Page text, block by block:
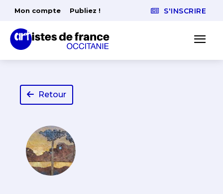
Mon compte Publiez ! S'INSCRIRE
Retour